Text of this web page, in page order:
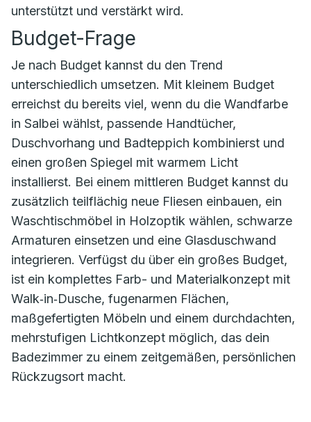
unterstützt und verstärkt wird.
Budget-Frage
Je nach Budget kannst du den Trend
unterschiedlich umsetzen. Mit kleinem Budget
erreichst du bereits viel, wenn du die Wandfarbe
in Salbei wählst, passende Handtücher,
Duschvorhang und Badteppich kombinierst und
einen großen Spiegel mit warmem Licht
installierst. Bei einem mittleren Budget kannst du
zusätzlich teilflächig neue Fliesen einbauen, ein
Waschtischmöbel in Holzoptik wählen, schwarze
Armaturen einsetzen und eine Glasduschwand
integrieren. Verfügst du über ein großes Budget,
ist ein komplettes Farb- und Materialkonzept mit
Walk‑in‑Dusche, fugenarmen Flächen,
maßgefertigten Möbeln und einem durchdachten,
mehrstufigen Lichtkonzept möglich, das dein
Badezimmer zu einem zeitgemäßen, persönlichen
Rückzugsort macht.